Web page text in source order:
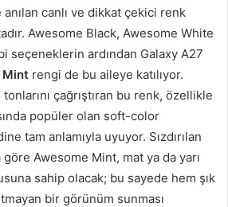
canlı ve dikkat çekici renk
Awesome Black, Awesome White
seçeneklerin ardından Galaxy A27
Mint rengi de bu aileye katılıyor.
çağrıştıran bu renk, özellikle
popüler olan soft-color
tam anlamıyla uyuyor. Sızdırılan
Awesome Mint, mat ya da yarı
sahip olacak; bu sayede hem şık
bir görünüm sunması